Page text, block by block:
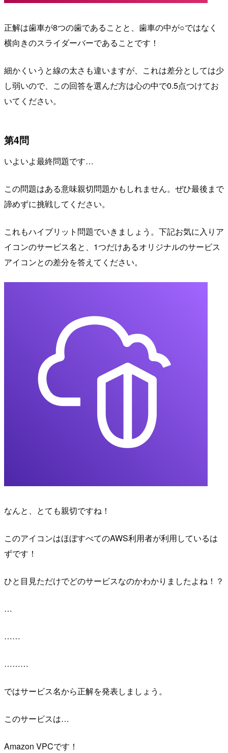
正解は歯車が8つの歯であることと、歯車の中が○ではなく
横向きのスライダーバーであることです！
細かくいうと線の太さも違いますが、これは差分としては少
し弱いので、この回答を選んだ方は心の中で0.5点つけてお
いてください。
第4問
いよいよ最終問題です…
この問題はある意味親切問題かもしれません。ぜひ最後まで
諦めずに挑戦してください。
これもハイブリット問題でいきましょう。下記お気に入りア
イコンのサービス名と、1つだけあるオリジナルのサービス
アイコンとの差分を答えてください。
なんと、とても親切ですね！
このアイコンはほぼすべてのAWS利用者が利用しているは
ずです！
ひと目見ただけでどのサービスなのかわかりましたよね！？
…
……
………
ではサービス名から正解を発表しましょう。
このサービスは…
Amazon VPCです！